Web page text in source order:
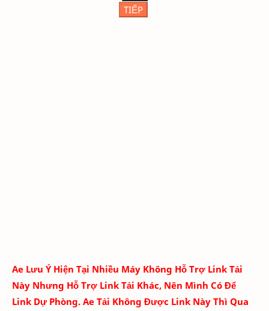
TIẾP
Ae Lưu Ý Hiện Tại Nhiều Máy Không Hỗ Trợ Link Tải
Này Nhưng Hỗ Trợ Link Tải Khác, Nên Mình Có Để
Link Dự Phòng. Ae Tải Không Được Link Này Thì Qua